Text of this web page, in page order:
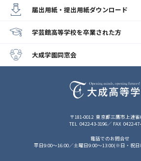
届出用紙・提出用紙ダウンロード
学芸館高等学校を卒業された方
大成学園同窓会
〒181-0012 東京都三鷹市上連雀
TEL 0422-43-3196 FAX 0422-
電話でのお問合せ
平日9:00～16:00／土曜日9:00～13:00(※日・祝